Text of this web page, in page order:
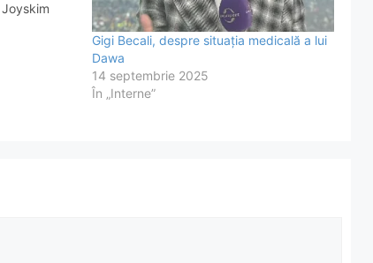
an, este
Gigi Becali, despre situația medicală a lui
Dawa
14 septembrie 2025
În „Interne”